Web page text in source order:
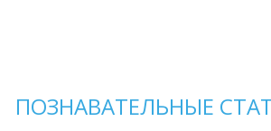
ПОЗНАВАТЕЛЬНЫЕ